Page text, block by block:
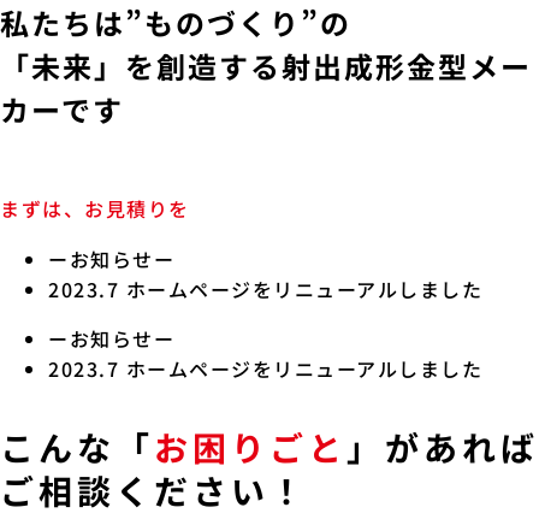
私たちは”ものづくり”の
「未来」を創造する射出成形金型メー
カーです
まずは、お見積りを
ーお知らせー
2023.7 ホームページをリニューアルしました
ーお知らせー
2023.7 ホームページをリニューアルしました
こんな「お困りごと 」があれば
ご相談ください！